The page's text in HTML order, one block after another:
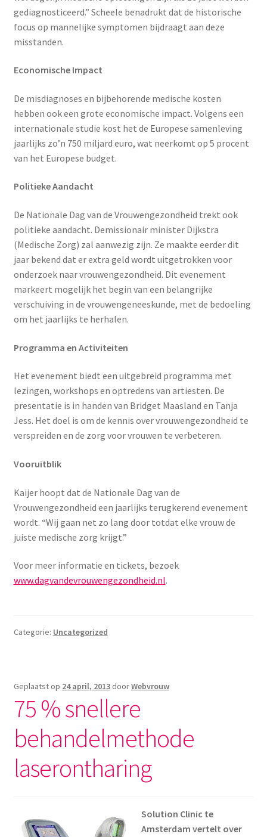
gediagnosticeerd.” Scheele benadrukt dat de historische
focus op mannelijke symptomen bijdraagt aan deze
misstanden.
Economische Impact
De misdiagnoses en bijbehorende medische kosten
hebben ook een grote economische impact. Volgens een
internationale studie kost het de Europese samenleving
jaarlijks zo’n 750 miljard euro, wat neerkomt op 5 procent
van het Europese budget.
Politieke Aandacht
De Nationale Dag van de Vrouwengezondheid trekt ook
politieke aandacht. Demissionair minister Dijkstra
(Medische Zorg) zal aanwezig zijn. Ze maakte eerder dit
jaar bekend dat er extra geld wordt uitgetrokken voor
onderzoek naar vrouwengezondheid. Dit evenement
markeert mogelijk het begin van een belangrijke
verschuiving in de vrouwengeneeskunde, met de bedoeling
om het jaarlijks te herhalen.
Programma en Activiteiten
Het evenement biedt een uitgebreid programma met
lezingen, workshops en optredens van artiesten. De
presentatie is in handen van Bridget Maasland en Tanja
Jess. Het doel is om de kennis over vrouwengezondheid te
verspreiden en de zorg voor vrouwen te verbeteren.
Vooruitblik
Kaijer hoopt dat de Nationale Dag van de
Vrouwengezondheid een jaarlijks terugkerend evenement
wordt. “Wij gaan net zo lang door totdat elke vrouw de
juiste medische zorg krijgt.”
Voor meer informatie en tickets, bezoek
www.dagvandevrouwengezondheid.nl.
Categorie: Uncategorized
Geplaatst op 24 april, 2013 doorWebvrouw
75 % snellere
behandelmethode
laserontharing
Solution Clinic te
Amsterdam vertelt over